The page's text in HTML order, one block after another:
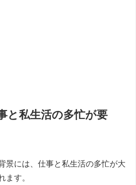
と私生活の多忙が要
景には、仕事と私生活の多忙が大
ます。